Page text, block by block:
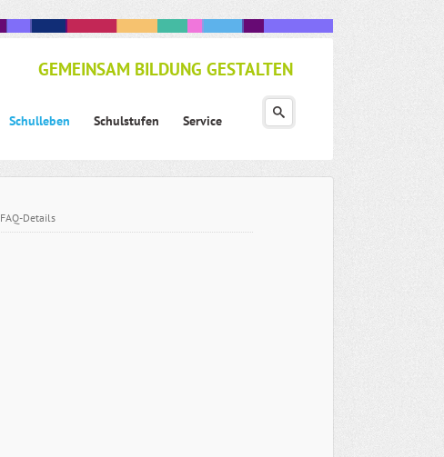
Schulleben Schulstufen Service
GEMEINSAM BILDUNG GESTALTEN
FAQ-Details